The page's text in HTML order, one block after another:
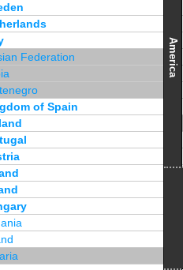
Federation
of Spain
America